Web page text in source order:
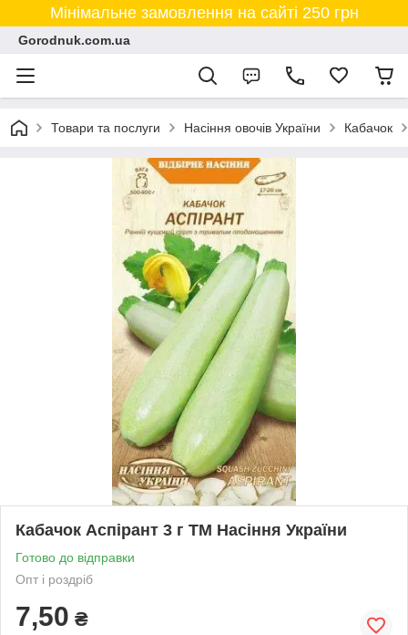
Мінімальне замовлення на сайті 250 грн
Gorodnuk.com.ua
Товари та послуги Насіння овочів України Кабачок
Кабачок Аспірант 3 г ТМ Насіння України
Готово до відправки
Опт і роздріб
7,50 ₴